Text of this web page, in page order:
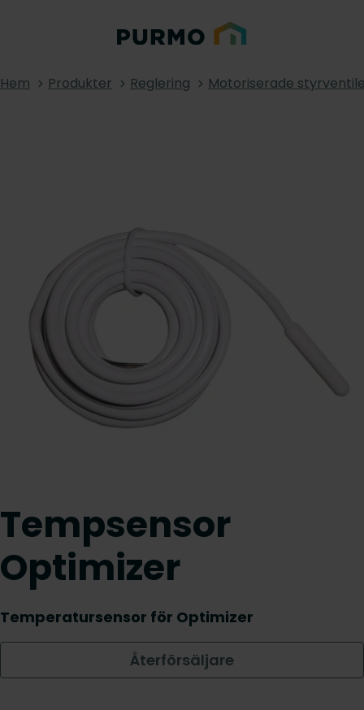
Hem Produkter Reglering Motoriserade
Tempsensor
Optimizer
Temperatursensor för Optimizer
Återförsäljare